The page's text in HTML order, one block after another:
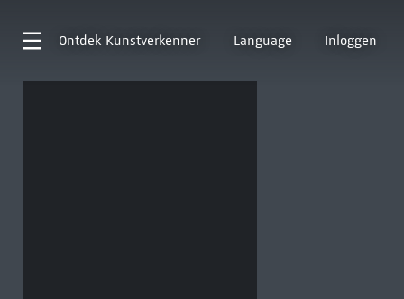
Ontdek Kunstverkenner Language Inloggen